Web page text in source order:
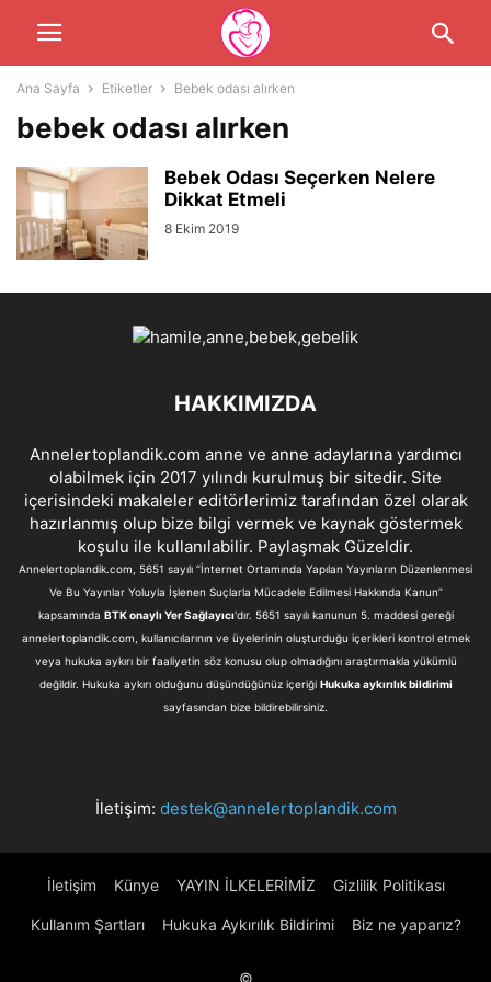
Ana Sayfa Etiketler Bebek odası alırken
bebek odası alırken
Bebek Odası Seçerken Nelere
Dikkat Etmeli
8 Ekim 2019
HAKKIMIZDA
Annelertoplandik.com anne ve anne adaylarına yardımcı
olabilmek için 2017 yılındı kurulmuş bir sitedir. Site
içerisindeki makaleler editörlerimiz tarafından özel olarak
hazırlanmış olup bize bilgi vermek ve kaynak göstermek
koşulu ile kullanılabilir. Paylaşmak Güzeldir.
Annelertoplandik.com, 5651 sayılı “İnternet Ortamında Yapılan Yayınların Düzenlenmesi
Ve Bu Yayınlar Yoluyla İşlenen Suçlarla Mücadele Edilmesi Hakkında Kanun”
kapsamında BTK onaylı Yer Sağlayıcı'dır. 5651 sayılı kanunun 5. maddesi gereği
annelertoplandik.com, kullanıcılarının ve üyelerinin oluşturduğu içerikleri kontrol etmek
veya hukuka aykırı bir faaliyetin söz konusu olup olmadığını araştırmakla yükümlü
değildir. Hukuka aykırı olduğunu düşündüğünüz içeriği Hukuka aykırılık bildirimi
sayfasından bize bildirebilirsiniz.
İletişim: destek@annelertoplandik.com
İletişim Künye YAYIN İLKELERİMİZ Gizlilik Politikası
Kullanım Şartları Hukuka Aykırılık Bildirimi Biz ne yaparız?
©